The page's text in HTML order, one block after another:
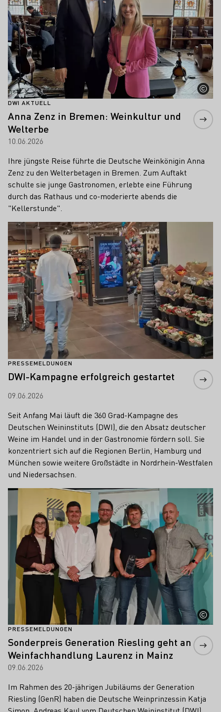
DWI AKTUELL
Anna Zenz in Bremen: Weinkultur und
Welterbe
10.06.2026
Ihre jüngste Reise führte die Deutsche Weinkönigin Anna
Zenz zu den Welterbetagen in Bremen. Zum Auftakt
schulte sie junge Gastronomen, erlebte eine Führung
durch das Rathaus und co-moderierte abends die
"Kellerstunde".
PRESSEMELDUNGEN
DWI-Kampagne erfolgreich gestartet
09.06.2026
Seit Anfang Mai läuft die 360 Grad-Kampagne des
Deutschen Weininstituts (DWI), die den Absatz deutscher
Weine im Handel und in der Gastronomie fördern soll. Sie
konzentriert sich auf die Regionen Berlin, Hamburg und
München sowie weitere Großstädte in Nordrhein-Westfalen
und Niedersachsen.
Mehr erfahren
PRESSEMELDUNGEN
Sonderpreis Generation Riesling geht an
Weinfachhandlung Laurenz in Mainz
09.06.2026
Im Rahmen des 20-jährigen Jubiläums der Generation
Riesling (GenR) haben die Deutsche Weinprinzessin Katja
Mehr erfahren